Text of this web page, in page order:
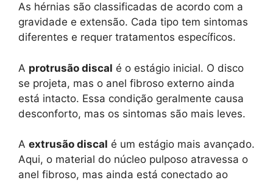
As hérnias são classificadas de acordo com a
gravidade e extensão. Cada tipo tem sintomas
diferentes e requer tratamentos específicos.
A protrusão discal é o estágio inicial. O disco
se projeta, mas o anel fibroso externo ainda
está intacto. Essa condição geralmente causa
desconforto, mas os sintomas são mais leves.
A extrusão discal é um estágio mais avançado.
Aqui, o material do núcleo pulposo atravessa o
anel fibroso, mas ainda está conectado ao